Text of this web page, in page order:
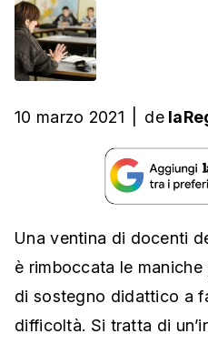
10 marzo 2021 de
Una ventina di docenti
è rimboccata le
di sostegno didattico a
difficoltà. Si tratta di